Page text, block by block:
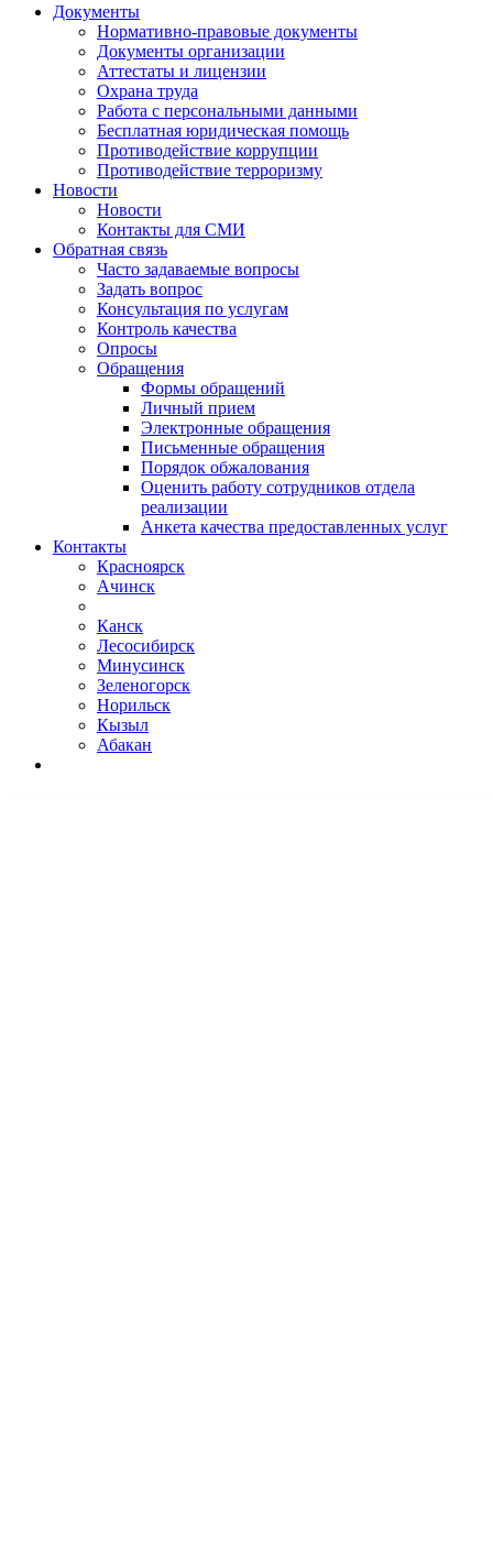
Документы
Нормативно-правовые документы
Документы организации
Аттестаты и лицензии
Охрана труда
Работа с персональными данными
Бесплатная юридическая помощь
Противодействие коррупции
Противодействие терроризму
Новости
Новости
Контакты для СМИ
Обратная связь
Часто задаваемые вопросы
Задать вопрос
Консультация по услугам
Контроль качества
Опросы
Обращения
Формы обращений
Личный прием
Электронные обращения
Письменные обращения
Порядок обжалования
Оценить работу сотрудников отдела
реализации
Анкета качества предоставленных услуг
Контакты
Красноярск
Ачинск
Канск
Лесосибирск
Минусинск
Зеленогорск
Норильск
Кызыл
Абакан